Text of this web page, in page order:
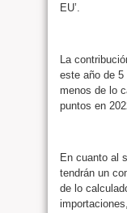
EU’.
La
este año de
menos de lo
puntos en
En cuanto al
tendrán un
de lo